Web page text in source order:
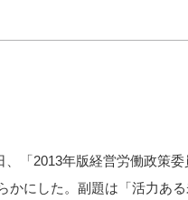
「2013年版経営労働政策
かにした。副題は「活力あ